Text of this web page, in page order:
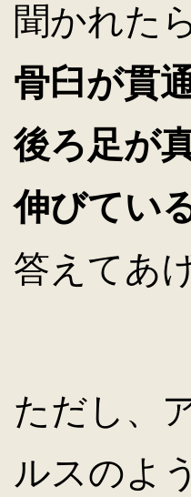
聞かれた
骨臼が貫
後ろ足が
伸びてい
答えてあ
ただし、
ルスのよ